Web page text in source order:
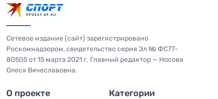
Сетевое издание (сайт) зарегистрировано
Роскомнадзором, свидетельство серия Эл № ФС77-
80505 от 15 марта 2021 г. Главный редактор — Носова
Олеся Вячеславовна.
О проекте Категории